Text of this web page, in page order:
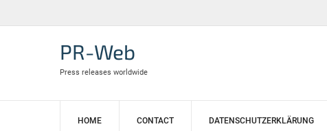
PR-Web
Press releases worldwide
HOME CONTACT DATENSCHUTZERKLÄRUNG